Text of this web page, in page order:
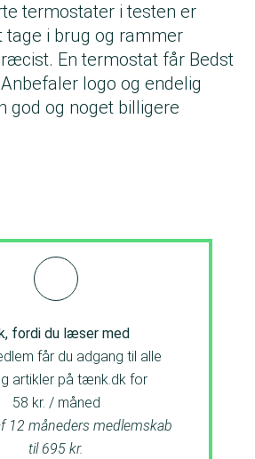
termostater i testen er
tage i brug og rammer
En termostat får Bedst
logo og endelig
god og noget billigere
fordi du læser med
får du adgang til alle
artikler på tænk.dk for
58 kr. / måned
12 måneders medlemskab
til 695 kr.